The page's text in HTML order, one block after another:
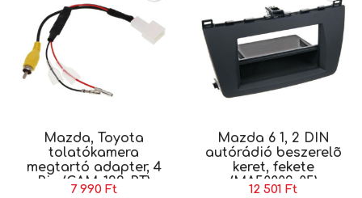
Mazda, Toyota
tolatókamera
megtartó adapter, 4
Pin (CAM-122-RT)
7 990 Ft
Mazda 6 1, 2 DIN
autórádió beszerelõ
keret, fekete
(MA50002-05)
12 501 Ft